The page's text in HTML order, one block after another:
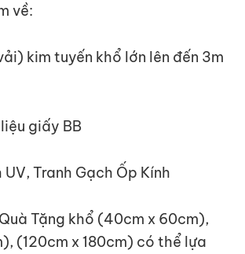
về:
kim tuyến khổ lớn lên đến 3m
giấy BB
UV, Tranh Gạch Ốp Kính
Tặng khổ (40cm x 60cm),
(120cm x 180cm) có thể lựa